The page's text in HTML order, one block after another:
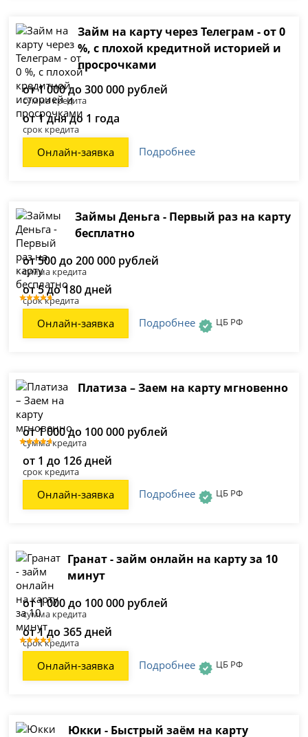
Займ на карту через Телеграм - от 0
%, с плохой кредитной историей и
просрочками
от 1 000 до 300 000 рублей
сумма кредита
от 1 дня до 1 года
срок кредита
Онлайн-заявка Подробнее
Займы Деньга - Первый раз на карту
бесплатно
от 500 до 200 000 рублей
сумма кредита
от 5 до 180 дней
срок кредита
Онлайн-заявка Подробнее ЦБ РФ
Платиза – Заем на карту мгновенно
от 1 000 до 100 000 рублей
сумма кредита
от 1 до 126 дней
срок кредита
Онлайн-заявка Подробнее ЦБ РФ
Гранат - займ онлайн на карту за 10
минут
от 1 000 до 100 000 рублей
сумма кредита
от 1 до 365 дней
срок кредита
Онлайн-заявка Подробнее ЦБ РФ
Юкки - Быстрый заём на карту